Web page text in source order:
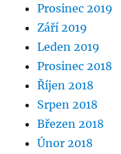
Prosinec 2019
Září 2019
Leden 2019
Prosinec 2018
Říjen 2018
Srpen 2018
Březen 2018
Únor 2018